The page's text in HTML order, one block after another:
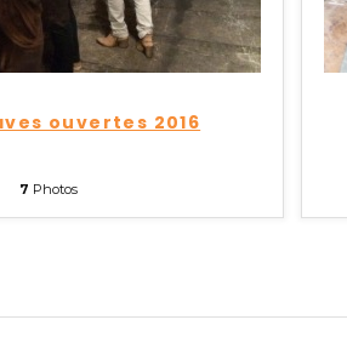
ouvertes 2016
7 Photos